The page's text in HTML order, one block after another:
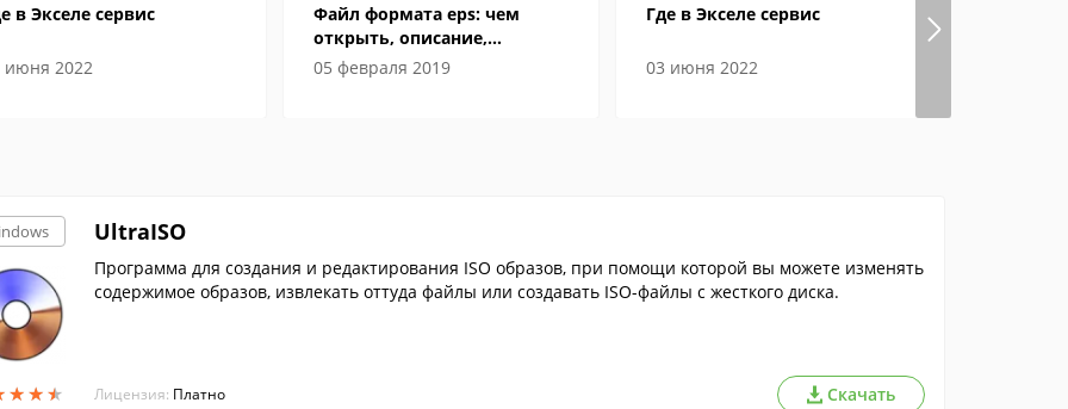
в Экселе сервис
июня 2022
Файл формата eps: чем
открыть, описание,
особенности
05 февраля 2019
Где в Экселе сервис
03 июня 2022
★★★
★★★
UltraISO
Программа для создания и редактирования ISO образов, при помощи которой вы можете изменять
содержимое образов, извлекать оттуда файлы или создавать ISO-файлы с жесткого диска.
Лицензия: Платно Скачать